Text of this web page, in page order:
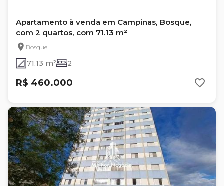
Apartamento à venda em Campinas, Bosque,
com 2 quartos, com 71.13 m²
Bosque
71.13 m² 2
R$ 460.000